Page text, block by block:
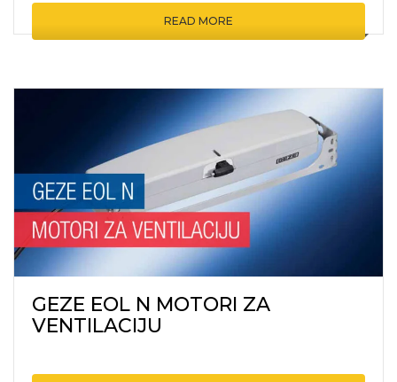
READ MORE
GEZE EOL N MOTORI ZA
VENTILACIJU